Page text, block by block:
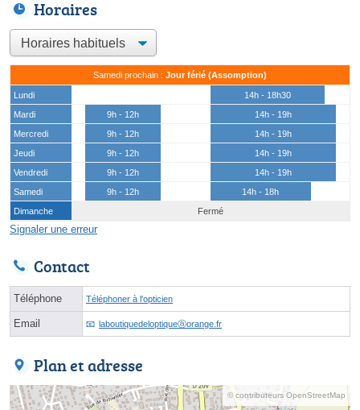
Horaires
Samedi prochain : Jour férié (Assomption)
Lundi
14h - 18h30
Mardi
9h - 12h
14h - 19h
Mercredi
9h - 12h
14h - 19h
Jeudi
9h - 12h
14h - 19h
Vendredi
9h - 12h
14h - 19h
Samedi
9h - 12h
14h - 18h
Dimanche
Fermé
Signaler une erreur
Contact
Téléphone Téléphoner à l'opticien
Email laboutiquedeloptiqueⓐorange.fr
Plan et adresse
© contributeurs OpenStreetMap